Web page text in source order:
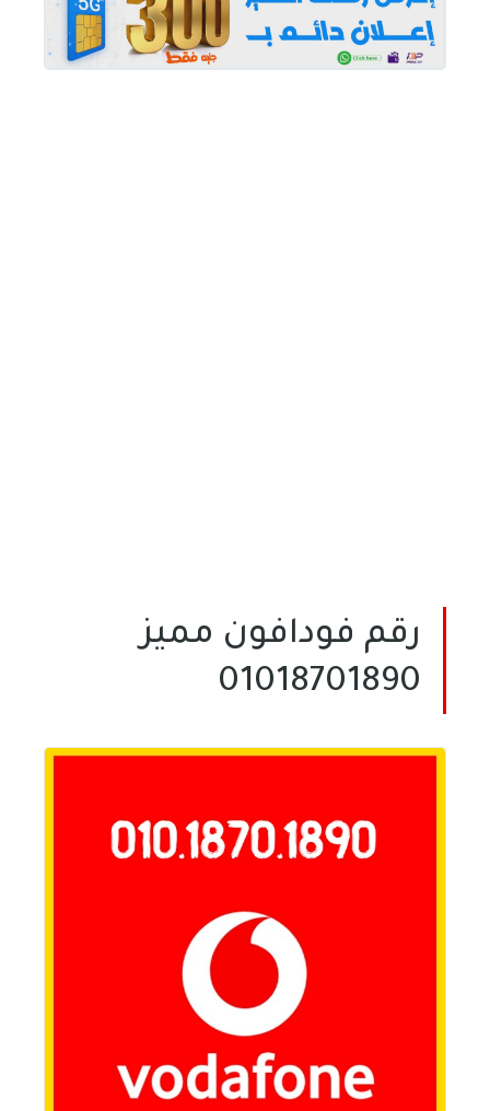
رقم فودافون مميز
01018701890